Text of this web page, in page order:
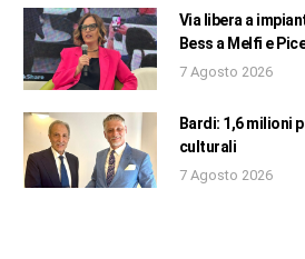
Via libera a
Bess a Melfi e
7 Agosto 2026
Bardi: 1,6 milioni
culturali
7 Agosto 2026